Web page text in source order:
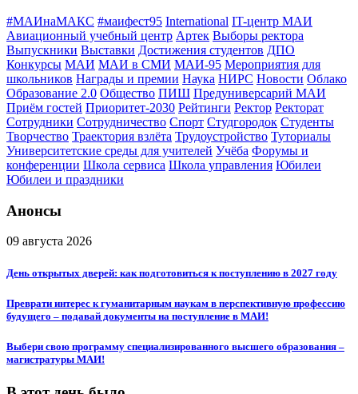
#МАИнаМАКС #маифест95 International IT-центр МАИ
Авиационный учебный центр Артек Выборы ректора
Выпускники Выставки Достижения студентов ДПО
Конкурсы МАИ МАИ в СМИ МАИ-95 Мероприятия для
школьников Награды и премии Наука НИРС Новости Облако
Образование 2.0 Общество ПИШ Предуниверсарий МАИ
Приём гостей Приоритет-2030 Рейтинги Ректор Ректорат
Сотрудники Сотрудничество Спорт Студгородок Студенты
Творчество Траектория взлёта Трудоустройство Туториалы
Университетские среды для учителей Учёба Форумы и
конференции Школа сервиса Школа управления Юбилеи
Юбилеи и праздники
Анонсы
09 августа 2026
День открытых дверей: как подготовиться к поступлению в 2027 году
Преврати интерес к гуманитарным наукам в перспективную профессию
будущего – подавай документы на поступление в МАИ!
Выбери свою программу специализированного высшего образования –
магистратуры МАИ!